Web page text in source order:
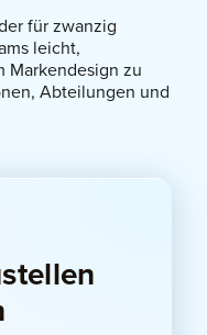
für zwanzig
leicht,
Markendesign zu
Abteilungen und